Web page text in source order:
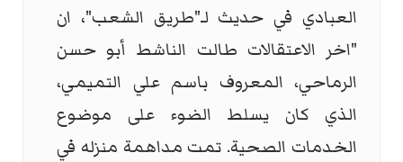
العبادي في حديث لـ"طريق الشعب"، ان
"اخر الاعتقالات طالت الناشط أبو حسن
الرماحي، المعروف باسم علي التميمي،
الذي كان يسلط الضوء على موضوع
الخدمات الصحية. تمت مداهمة منزله في